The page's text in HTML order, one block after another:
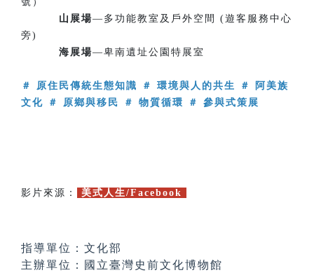
山展場—多功能教室及戶外空間 (遊客服務中心
旁)
海展場—卑南遺址公園特展室
＃ 原住民傳統生態知識 ＃ 環境與人的共生 ＃ 阿美族
文化 ＃ 原鄉與移民 ＃ 物質循環 ＃ 參與式策展
影片來源： 美式人生/Facebook
指導單位：文化部
主辦單位：國立臺灣史前文化博物館